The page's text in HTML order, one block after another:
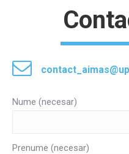
Nume (necesar)
Prenume (necesar)